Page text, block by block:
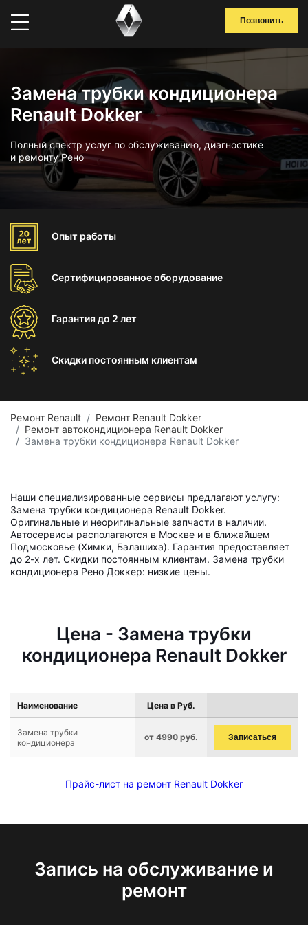
Позвонить
Замена трубки кондиционера
Renault Dokker
Полный спектр услуг по обслуживанию, диагностике
и ремонту Рено
Опыт работы
Сертифицированноеоборудование
Гарантиядо 2 лет
Скидки постоянным клиентам
Ремонт Renault
Ремонт Renault Dokker
Ремонт автокондиционера Renault Dokker
Замена трубки кондиционера Renault Dokker
Наши специализированные сервисы предлагают услугу:
Замена трубки кондиционера Renault Dokker.
Оригинальные и неоригинальные запчасти в наличии.
Автосервисы располагаются в Москве и в ближайшем
Подмосковье (Химки, Балашиха). Гарантия предоставляет
до 2-х лет. Скидки постоянным клиентам. Замена трубки
кондиционера Рено Доккер: низкие цены.
Цена - Замена трубки
кондиционера Renault Dokker
Наименование Цена в Руб.
Замена трубки
кондиционера
от 4990 руб. Записаться
Прайс-лист на ремонт Renault Dokker
Запись на обслуживание и
ремонт